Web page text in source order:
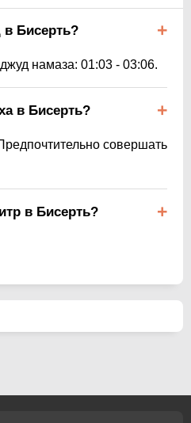
в Бисерть?
намаза: 01:03 - 03:06.
в Бисерть?
совершать
в Бисерть?